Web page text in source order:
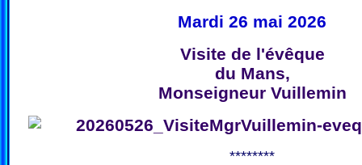
Mardi 26 mai 2026
Visite de l'évêque
du Mans,
Monseigneur Vuillemin
********